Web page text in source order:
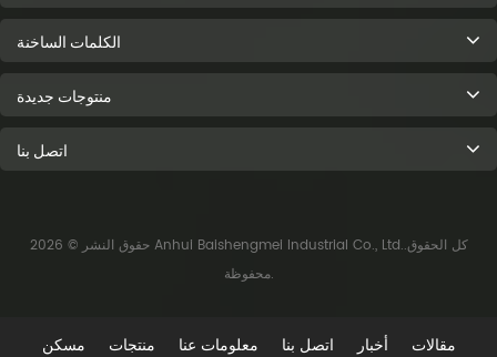
الكلمات الساخنة
منتوجات جديدة
اتصل بنا
حقوق النشر © 2026 Anhui Baishengmei Industrial Co., Ltd..كل الحقوق
محفوظة.
مسكن منتجات معلومات عنا اتصل بنا أخبار مقالات